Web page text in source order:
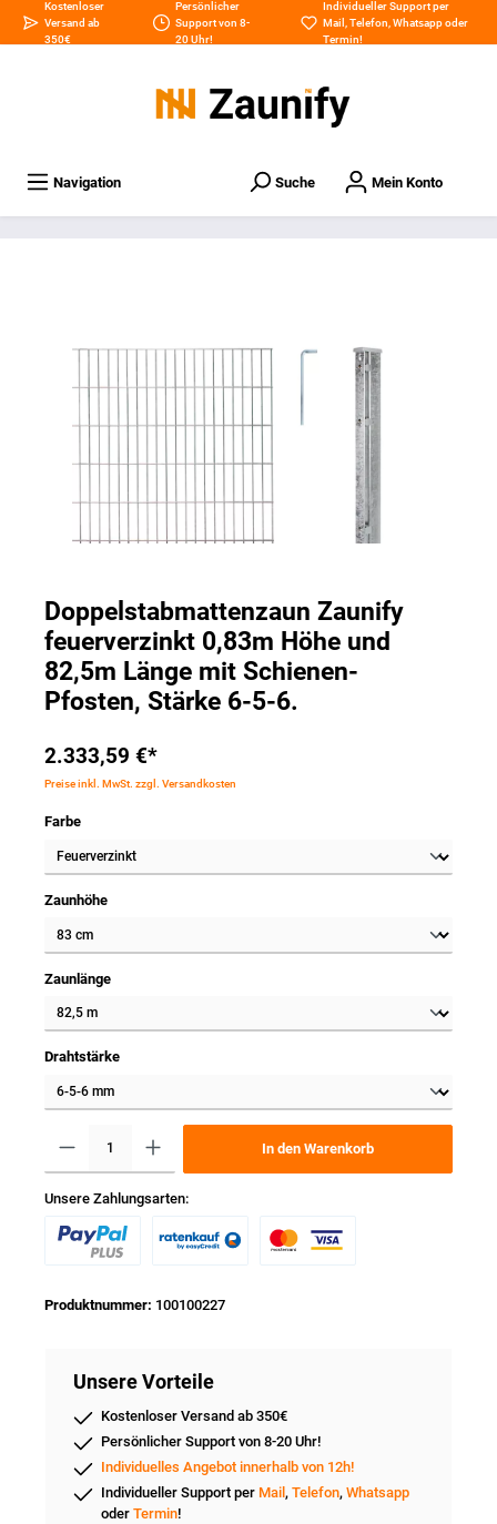
Kostenloser
Versand ab
350€
Persönlicher
Support von 8-
20 Uhr!
Individueller Support per
Mail,Telefon,Whatsappoder
Termin!
Navigation Suche Mein Konto
Doppelstabmattenzaun Zaunify
feuerverzinkt 0,83m Höhe und
82,5m Länge mit Schienen-
Pfosten, Stärke 6-5-6.
2.333,59 €*
Preise inkl. MwSt. zzgl. Versandkosten
Farbe
Zaunhöhe
Zaunlänge
Drahtstärke
In den Warenkorb
Unsere Zahlungsarten:
Produktnummer: 100100227
Unsere Vorteile
Kostenloser Versand ab 350€
Persönlicher Support von 8-20 Uhr!
Individuelles Angebot innerhalb von 12h!
Individueller Support per Mail , Telefon, Whatsapp
oder Termin!